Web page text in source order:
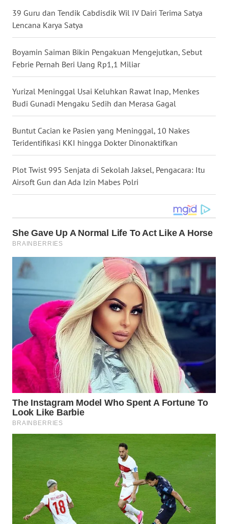
39 Guru dan Tendik Cabdisdik Wil IV Dairi Terima Satya
Lencana Karya Satya
Boyamin Saiman Bikin Pengakuan Mengejutkan, Sebut
Febrie Pernah Beri Uang Rp1,1 Miliar
Yurizal Meninggal Usai Keluhkan Rawat Inap, Menkes
Budi Gunadi Mengaku Sedih dan Merasa Gagal
Buntut Cacian ke Pasien yang Meninggal, 10 Nakes
Teridentifikasi KKI hingga Dokter Dinonaktifkan
Plot Twist 995 Senjata di Sekolah Jaksel, Pengacara: Itu
Airsoft Gun dan Ada Izin Mabes Polri
WN
NUSANTARA
WN
JOGJA
WN
JATIM
BALI
KALBAR
WN
WN
KALSEL
WN
KALTIM
SULSEL
GORONTALO
WN
SULUT
WN
MALUKU
WN
MALUT